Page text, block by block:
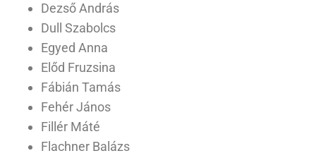
Dezső András
Dull Szabolcs
Egyed Anna
Előd Fruzsina
Fábián Tamás
Fehér János
Fillér Máté
Flachner Balázs